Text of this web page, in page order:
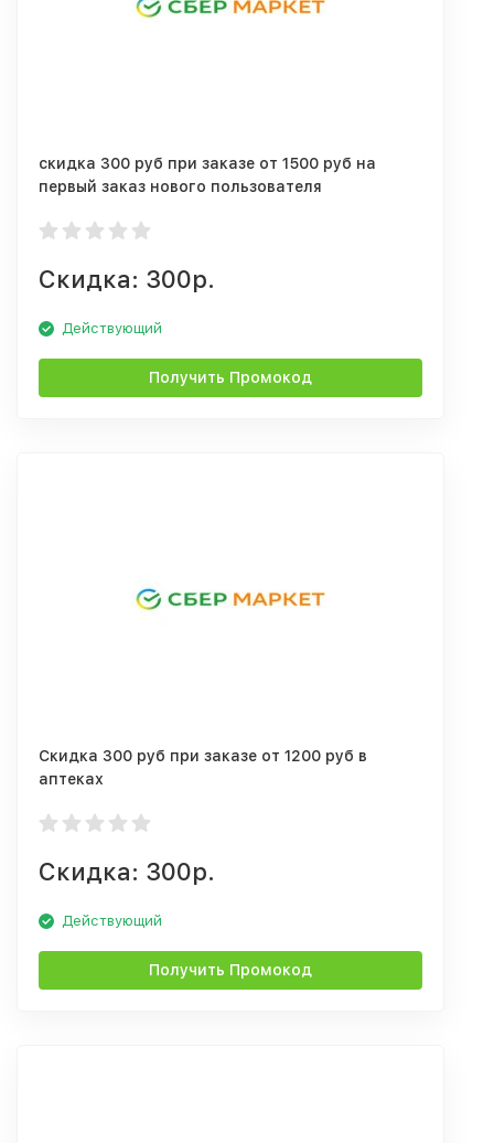
скидка 300 руб при заказе от 1500 руб на
первый заказ нового пользователя
Скидка: 300р.
Действующий
Получить Промокод
Скидка 300 руб при заказе от 1200 руб в
аптеках
Скидка: 300р.
Действующий
Получить Промокод